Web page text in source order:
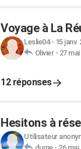
Voyage à La
Leslie04- 15 janv.
Olivier- 27
12 réponses
Hesitons à
Utilisateur